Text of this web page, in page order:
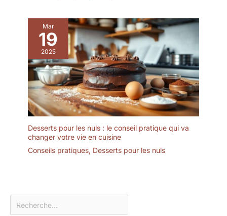
Mar
19
2025
Desserts pour les nuls : le conseil pratique qui va
changer votre vie en cuisine
Conseils pratiques, Desserts pour les nuls